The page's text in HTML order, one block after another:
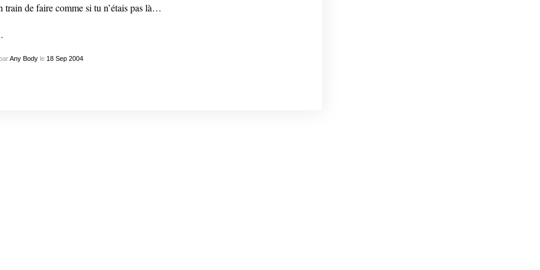
train de faire comme si tu n’étaispas là…
Any Bodyle 18 Sep 2004